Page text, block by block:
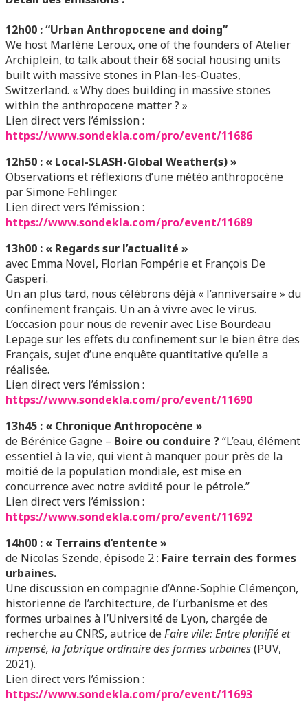
12h00 : “Urban Anthropocene and doing”
We host Marlène Leroux, one of the founders of Atelier
Archiplein, to talk about their 68 social housing units
built with massive stones in Plan-les-Ouates,
Switzerland. « Why does building in massive stones
within the anthropocene matter ? »
Lien direct vers l’émission:
https://www.sondekla.com/pro/event/11686
12h50 : « Local-SLASH-Global Weather(s) »
Observations et réflexions d’une météo anthropocène
par Simone Fehlinger.
Lien direct vers l’émission:
https://www.sondekla.com/pro/event/11689
13h00 : « Regards sur l’actualité »
avec Emma Novel, Florian Fompérie et François De
Gasperi.
Un an plus tard, nous célébrons déjà « l’anniversaire » du
confinement français. Un an à vivre avec le virus.
L’occasion pour nous de revenir avec Lise Bourdeau
Lepage sur les effets du confinement sur le bien être des
Français, sujet d’une enquête quantitative qu’elle a
réalisée.
Lien direct vers l’émission:
https://www.sondekla.com/pro/event/11690
13h45 : « Chronique Anthropocène »
de Bérénice Gagne – Boire ou conduire ?“L’eau, élément
essentiel à la vie, qui vient à manquer pour près de la
moitié de la population mondiale, est mise en
concurrence avec notre avidité pour le pétrole.”
Lien direct vers l’émission:
https://www.sondekla.com/pro/event/11692
14h00 : « Terrains d’entente »
de Nicolas Szende, épisode 2 : Faire terrain des formes
urbaines.
Une discussion en compagnie d’Anne-Sophie Clémençon,
historienne de l’architecture, de l’urbanisme et des
formes urbaines à l’Université de Lyon, chargée de
recherche au CNRS, autrice deFaire ville: Entre planifié et
impensé, la fabrique ordinaire des formes urbaines(PUV,
2021).
Lien direct vers l’émission:
https://www.sondekla.com/pro/event/11693